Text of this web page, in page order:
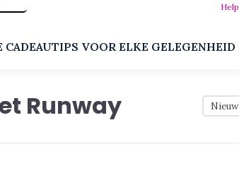
Help
CADEAUTIPS VOOR ELKE GELEGENHEID
Runway